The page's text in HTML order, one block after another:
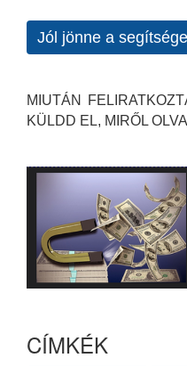
Jól jönne a
MIUTÁN
KÜLDD EL, MIRŐL
CÍMKÉK